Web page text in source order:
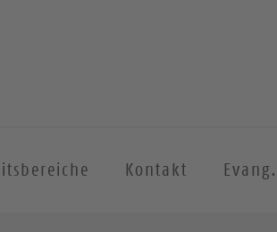
Kontakt